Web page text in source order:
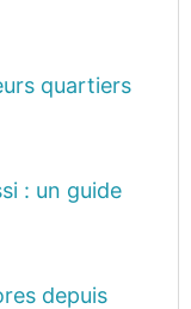
quartiers
: un guide
depuis